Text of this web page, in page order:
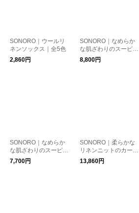
SONORO｜ウールリ
ネンソックス｜全5色
2,860円
SONORO｜なめらか
な肌ざわりのスーピマ
コットン100% リブシ
ョートレギンス｜全2
8,800円
SONORO｜なめらか
な肌ざわりのスーピマ
コットン100% リブタ
ンクトップ2way｜全2
7,700円
SONORO｜柔らかな
リネンニットのカーデ
ィガン｜全3色
13,860円